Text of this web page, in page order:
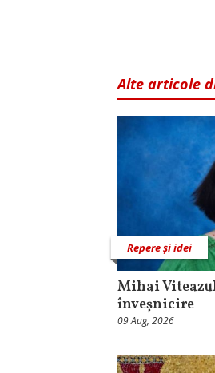
Alte articole
Repere și idei
Mihai
înveșnicire
09 Aug, 2026